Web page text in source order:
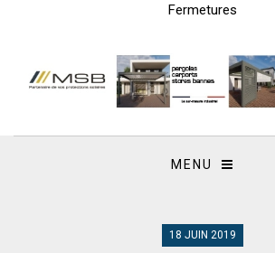
Fermetures
MENU
18 JUIN 2019